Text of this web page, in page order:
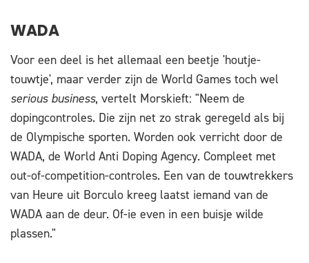
WADA
Voor een deel is het allemaal een beetje 'houtje-
touwtje', maar verder zijn de World Games toch wel
serious business, vertelt Morskieft: "Neem de
dopingcontroles. Die zijn net zo strak geregeld als bij
de Olympische sporten. Worden ook verricht door de
WADA, de World Anti Doping Agency. Compleet met
out-of-competition-controles. Een van de touwtrekkers
van Heure uit Borculo kreeg laatst iemand van de
WADA aan de deur. Of-ie even in een buisje wilde
plassen."